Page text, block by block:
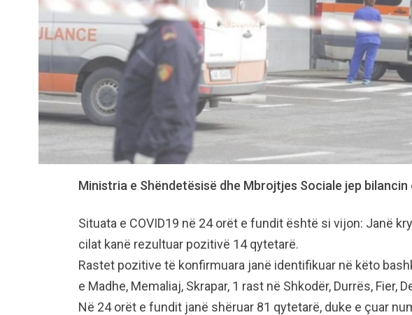
Ministria e Shëndetësisë dhe Mbrojtjes Sociale jep
Situata e COVID19 në 24 orët e fundit është si vijon: Janë
cilat kanë rezultuar pozitivë 14 qytetarë.
Rastet pozitive të konfirmuara janë identifikuar në këto
e Madhe, Memaliaj, Skrapar, 1 rast në Shkodër, Durrës, Fier,
Në 24 orët e fundit janë shëruar 81 qytetarë, duke e çuar